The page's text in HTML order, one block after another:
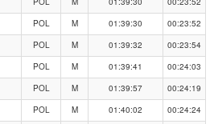
POL M 01:39:30
00:23:52
POL M 01:39:32
00:23:54
POL M 01:39:41
00:24:03
POL M 01:39:57
00:24:19
POL M 01:40:02
00:24:24